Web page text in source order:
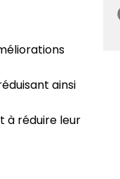
ainsi
à réduire leur